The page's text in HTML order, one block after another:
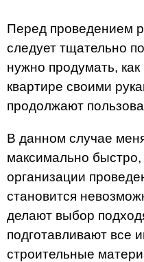
Перед проведением
следует тщательно
нужно продумать,
квартире своими
продолжают
В данном случае
максимально
организации
становится
делают выбор
подготавливают все
строительные